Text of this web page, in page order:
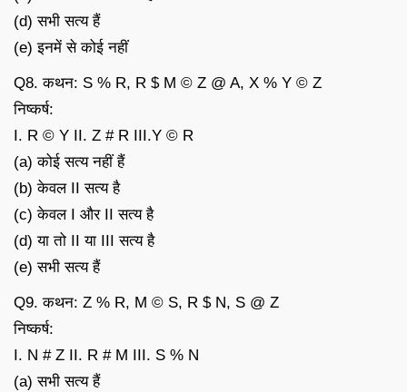
(d) सभी सत्य हैं
(e) इनमें से कोई नहीं
Q8. कथन: S % R, R $ M © Z @ A, X % Y © Z
निष्कर्ष:
I. R © Y II. Z # R III.Y © R
(a) कोई सत्य नहीं हैं
(b) केवल II सत्य है
(c) केवल I और II सत्य है
(d) या तो II या III सत्य है
(e) सभी सत्य हैं
Q9. कथन: Z % R, M © S, R $ N, S @ Z
निष्कर्ष:
I. N # Z II. R # M III. S % N
(a) सभी सत्य हैं